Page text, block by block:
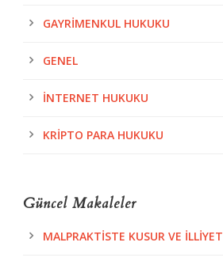
GAYRIMENKUL HUKUKU
GENEL
İNTERNET HUKUKU
KRIPTO PARA HUKUKU
Güncel Makaleler
MALPRAKTISTE KUSUR VE İLLIYET